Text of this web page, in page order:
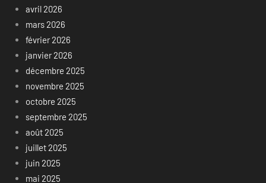
avril 2026
mars 2026
février 2026
janvier 2026
décembre 2025
novembre 2025
octobre 2025
septembre 2025
août 2025
juillet 2025
juin 2025
mai 2025